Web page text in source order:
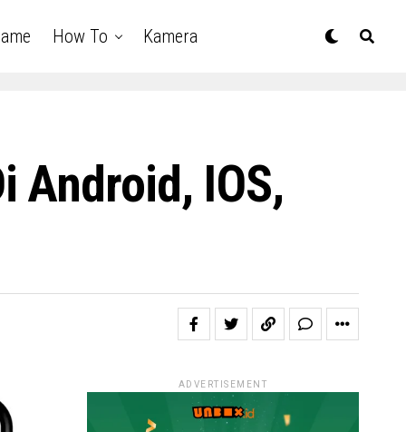
How To Kamera
Android, IOS,
ADVERTISEMENT